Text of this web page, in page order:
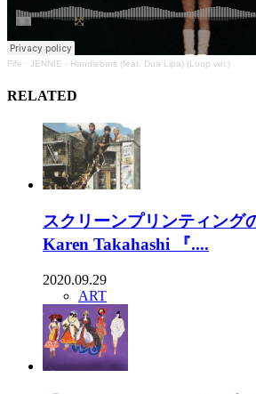
Fife · JENNIE - Handlebars (feat. Dua Lipa) (Loop ver.)
RELATED
スクリーンプリンティング
Karen Takahashi 『....
2020.09.29
ART